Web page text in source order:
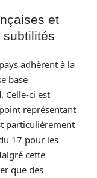
et
subtilités
adhèrent à la
base
Celle-ci est
représentant
particulièrement
17 pour les
cette
que des